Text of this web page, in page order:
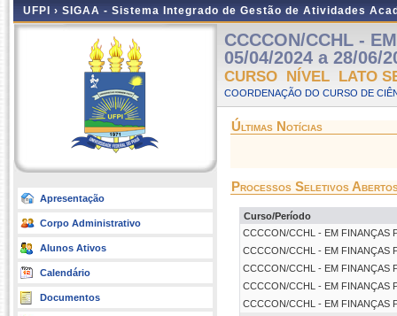
UFPI › SIGAA - Sistema Integrado de Gestão de Atividades
Apresentação
Corpo Administrativo
Alunos Ativos
Calendário
Documentos
CCCCON/CCHL -
05/04/2024 a 28/06/
CURSO NÍVEL LATO
COORDENAÇÃO DO CURSO DE
Últimas Notícias
Processos Seletivos
Curso/Período
CCCCON/CCHL - EM FINANÇAS
CCCCON/CCHL - EM FINANÇAS
CCCCON/CCHL - EM FINANÇAS
CCCCON/CCHL - EM FINANÇAS
CCCCON/CCHL - EM FINANÇAS